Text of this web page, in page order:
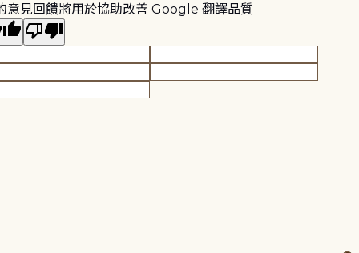
意見回饋將用於協助改善 Google 翻譯品質